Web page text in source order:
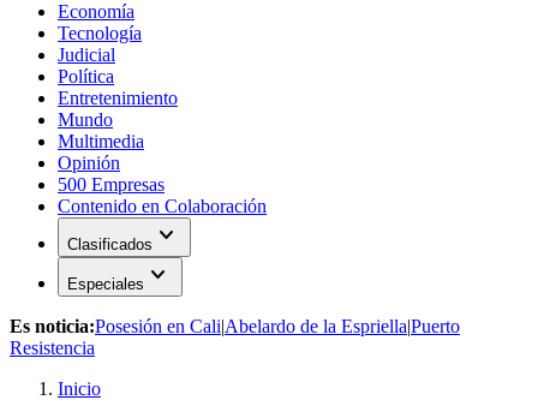
Economía
Tecnología
Judicial
Política
Entretenimiento
Mundo
Multimedia
Opinión
500 Empresas
Contenido en Colaboración
Clasificados expand_more
Especiales expand_more
Es noticia:Posesión en Cali|Abelardo de la Espriella|Puerto
Resistencia
Inicio